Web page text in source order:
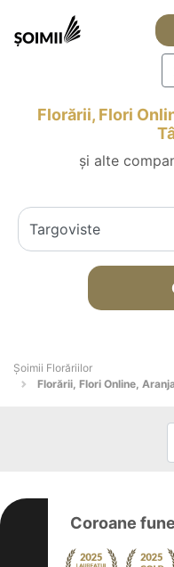
Florării, Flori
și alte
Șoimii Florăriilor
Florării, Flori Online,
Coroane